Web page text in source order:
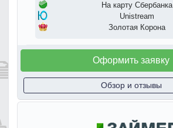
На карту Сбербанка
Unistream
Золотая Корона
Оформить заявку
Обзор и отзывы